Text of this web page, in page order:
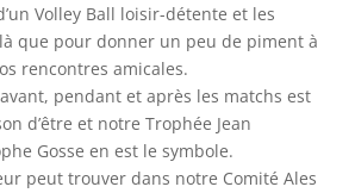
Volley Ball loisir-détente et les
que pour donner un peu de piment à
rencontres amicales.
pendant et après les matchs est
d’être et notre Trophée Jean
Gosse en est le symbole.
peut trouver dans notre Comité Ales